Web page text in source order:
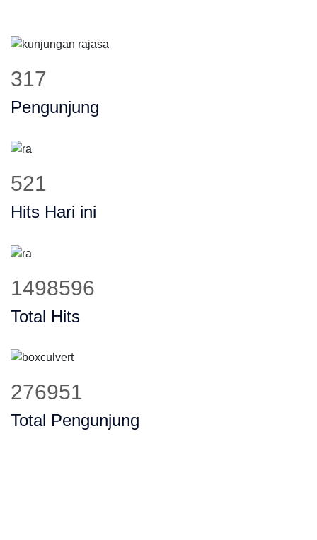
402
Pengunjung
669
Hits Hari ini
1925931
Total Hits
355925
Total Pengunjung